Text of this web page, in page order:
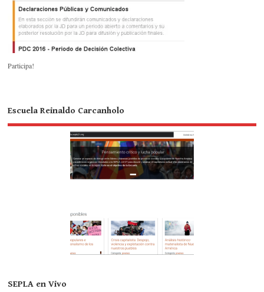
Participa!
Escuela Reinaldo Carcanholo
SEPLA en Vivo